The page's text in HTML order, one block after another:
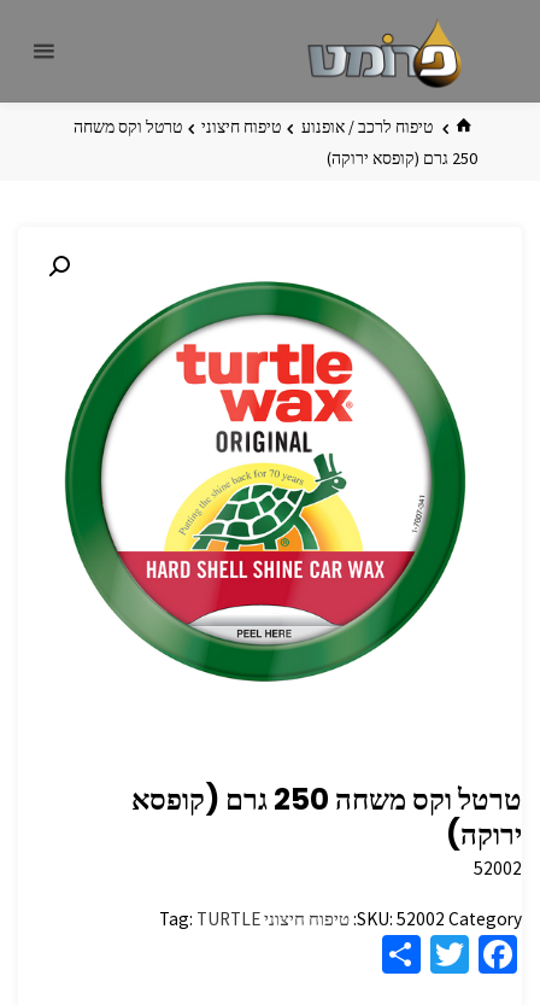
בית טיפוח לרכב / אופנוע טיפוח חיצוני
טרטל וקס משחה
250 גרם (קופסא ירוקה)
טרטל וקס משחה 250 גרם (קופסא
ירוקה)
52002
SKU: 52002 Category: טיפוח חיצוני Tag: TURTLE
Fa
T